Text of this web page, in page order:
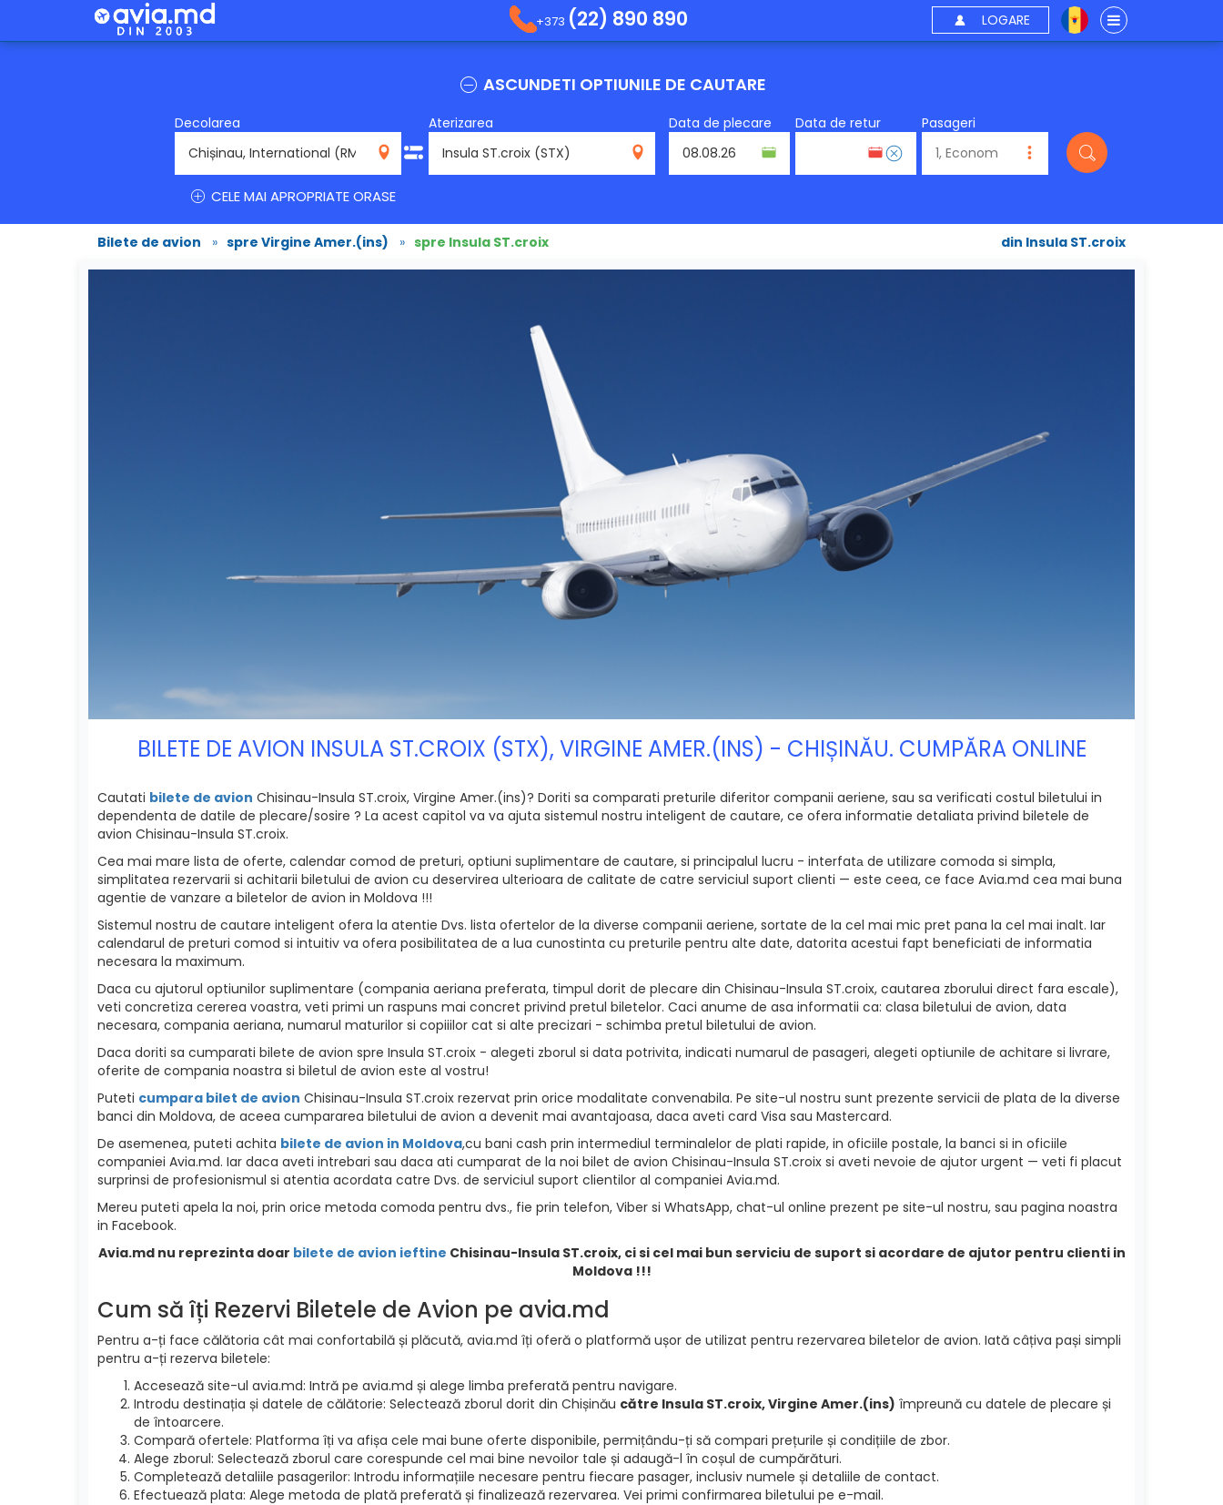
+373 (22) 890 890 LOGARE
ASCUNDETI OPTIUNILE DE CAUTARE
Decolarea
RMO
Aterizarea
Data de plecare Data de retur Pasageri
CELE MAI APROPRIATE ORASE
Bilete de avion » spre Virgine Amer.(ins) » spre Insula ST.croix din Insula ST.croix
BILETE DE AVION INSULA ST.CROIX (STX), VIRGINE AMER.(INS) - CHIȘINĂU. CUMPĂRA ONLINE
Cautati bilete de avion Chisinau-Insula ST.croix, Virgine Amer.(ins)? Doriti sa comparati preturile diferitor companii aeriene, sau sa verificati costul biletului in
dependenta de datile de plecare/sosire ? La acest capitol va va ajuta sistemul nostru inteligent de cautare, ce ofera informatie detaliata privind biletele de
avion Chisinau-Insula ST.croix.
Cea mai mare lista de oferte, calendar comod de preturi, optiuni suplimentare de cautare, si principalul lucru - interfatа de utilizare comoda si simpla,
simplitatea rezervarii si achitarii biletului de avion cu deservirea ulterioara de calitate de catre serviciul suport clienti — este ceea, ce face Avia.md cea mai buna
agentie de vanzare a biletelor de avion in Moldova !!!
Sistemul nostru de cautare inteligent ofera la atentie Dvs. lista ofertelor de la diverse companii aeriene, sortate de la cel mai mic pret pana la cel mai inalt. Iar
calendarul de preturi comod si intuitiv va ofera posibilitatea de a lua cunostinta cu preturile pentru alte date, datorita acestui fapt beneficiati de informatia
necesara la maximum.
Daca cu ajutorul optiunilor suplimentare (compania aeriana preferata, timpul dorit de plecare din Chisinau-Insula ST.croix, cautarea zborului direct fara escale),
veti concretiza cererea voastra, veti primi un raspuns mai concret privind pretul biletelor. Caci anume de asa informatii ca: clasa biletului de avion, data
necesara, compania aeriana, numarul maturilor si copiiilor cat si alte precizari - schimba pretul biletului de avion.
Daca doriti sa cumparati bilete de avion spre Insula ST.croix - alegeti zborul si data potrivita, indicati numarul de pasageri, alegeti optiunile de achitare si livrare,
oferite de compania noastra si biletul de avion este al vostru!
Puteti cumpara bilet de avion Chisinau-Insula ST.croix rezervat prin orice modalitate convenabila. Pe site-ul nostru sunt prezente servicii de plata de la diverse
banci din Moldova, de aceea cumpararea biletului de avion a devenit mai avantajoasa, daca aveti card Visa sau Mastercard.
De asemenea, puteti achita bilete de avion in Moldova,cu bani cash prin intermediul terminalelor de plati rapide, in oficiile postale, la banci si in oficiile
companiei Avia.md. Iar daca aveti intrebari sau daca ati cumparat de la noi bilet de avion Chisinau-Insula ST.croix si aveti nevoie de ajutor urgent — veti fi placut
surprinsi de profesionismul si atentia acordata catre Dvs. de serviciul suport clientilor al companiei Avia.md.
Mereu puteti apela la noi, prin orice metoda comoda pentru dvs., fie prin telefon, Viber si WhatsApp, chat-ul online prezent pe site-ul nostru, sau pagina noastra
in Facebook.
Avia.md nu reprezinta doar bilete de avion ieftine Chisinau-Insula ST.croix, ci si cel mai bun serviciu de suport si acordare de ajutor pentru clienti in
Moldova !!!
Cum să îți Rezervi Biletele de Avion pe avia.md
Pentru a-ți face călătoria cât mai confortabilă și plăcută, avia.md îți oferă o platformă ușor de utilizat pentru rezervarea biletelor de avion. Iată câțiva pași simpli
pentru a-ți rezerva biletele:
Accesează site-ul avia.md: Intră pe avia.md și alege limba preferată pentru navigare.
Introdu destinația și datele de călătorie: Selectează zborul dorit din Chișinău către Insula ST.croix, Virgine Amer.(ins) împreună cu datele de plecare și
de întoarcere.
Compară ofertele: Platforma îți va afișa cele mai bune oferte disponibile, permițându-ți să compari prețurile și condițiile de zbor.
Alege zborul: Selectează zborul care corespunde cel mai bine nevoilor tale și adaugă-l în coșul de cumpărături.
Completează detaliile pasagerilor: Introdu informațiile necesare pentru fiecare pasager, inclusiv numele și detaliile de contact.
Efectuează plata: Alege metoda de plată preferată și finalizează rezervarea. Vei primi confirmarea biletului pe e-mail.